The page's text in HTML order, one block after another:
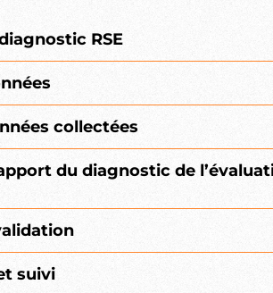
RSE
collectées
du diagnostic de
suivi